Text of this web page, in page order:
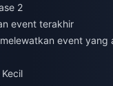
2
event terakhir
event yang